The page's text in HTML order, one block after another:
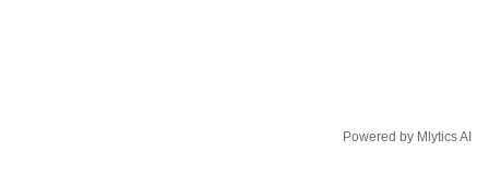
Powered by Mlytics AI